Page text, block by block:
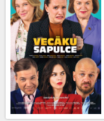
Kino
Klubs